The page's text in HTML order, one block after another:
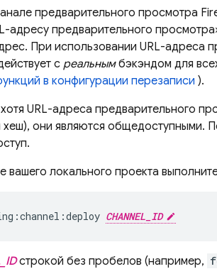
предварительного просмотра
предварительного
При использовании URL-адреса
среальнымбэкэндом для
в конфигурации перезаписи ).
URL-адреса предварительного
они являются общедоступными.
вашего локального проекта
CHANNEL_ID
строкой без пробелов (например,